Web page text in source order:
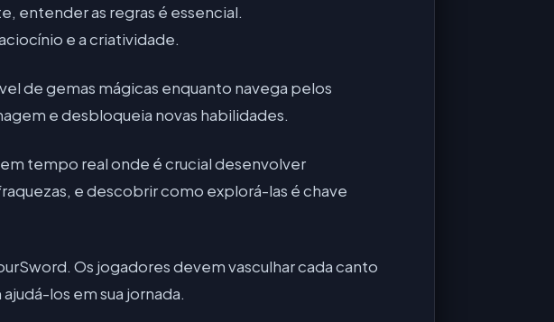
entender as regras é essencial.
e a criatividade.
de gemas mágicas enquanto navega pelos
e desbloqueia novas habilidades.
tempo real onde é crucial desenvolver
e descobrir como explorá-las é chave
Os jogadores devem vasculhar cada canto
los em sua jornada.